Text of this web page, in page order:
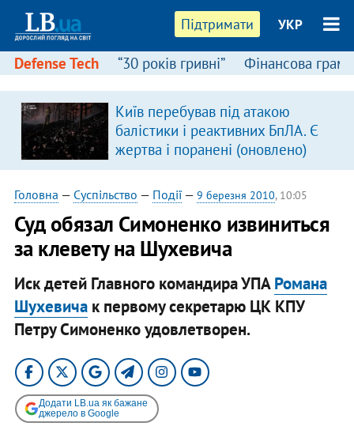
Підтримати УКР
Defense Tech “30 років гривні” Фінансова
Київ перебував під атакою
балістики і реактивних БпЛА. Є
жертва і поранені (оновлено)
Головна — Суспільство — Події— 9 березня 2010, 10:05
Суд обязал Симоненко извиниться
за клевету на Шухевича
Иск детей Главного командира УПАРомана
Шухевичак первому секретарю ЦК КПУ
Петру Симоненко удовлетворен.
Додати LB.ua як бажане
джерело в Google